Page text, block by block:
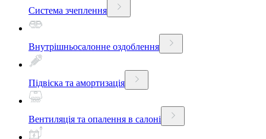
Система зчеплення
Внутрішньосалонне оздоблення
Підвіска та амортизація
Вентиляція та опалення в салоні